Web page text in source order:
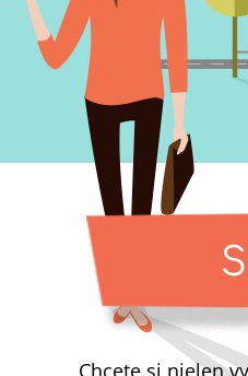
Chcete si nielen